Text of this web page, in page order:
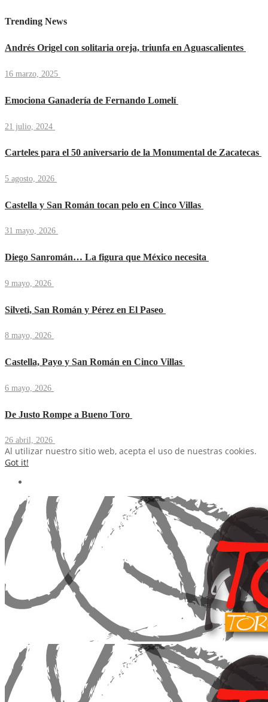
Trending News
Andrés Origel con solitaria oreja, triunfa en Aguascalientes
16 marzo, 2025
Emociona Ganadería de Fernando Lomelí
21 julio, 2024
Carteles para el 50 aniversario de la Monumental de Zacatecas
5 agosto, 2026
Castella y San Román tocan pelo en Cinco Villas
31 mayo, 2026
Diego Sanromán… La figura que México necesita
9 mayo, 2026
Silveti, San Román y Pérez en El Paseo
8 mayo, 2026
Castella, Payo y San Román en Cinco Villas
6 mayo, 2026
De Justo Rompe a Bueno Toro
26 abril, 2026
Al utilizar nuestro sitio web, acepta el uso de nuestras cookies.
Got it!